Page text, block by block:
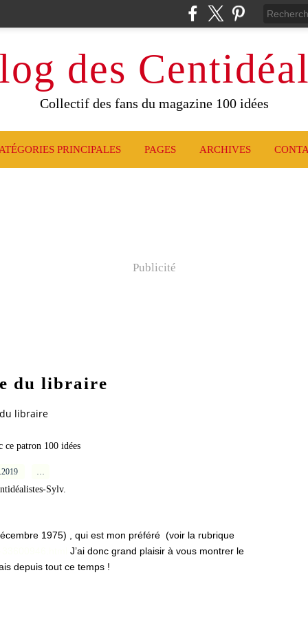
des
Collectif des fans du magazine 100 idées
PRINCIPALES PAGES ARCHIVES
Publicité
du libraire
libraire
ce patron 100 idées
Sylv.
1975)
, qui est mon préféré (voir la rubrique
J’ai donc grand plaisir à vous montrer le
depuis tout ce temps !